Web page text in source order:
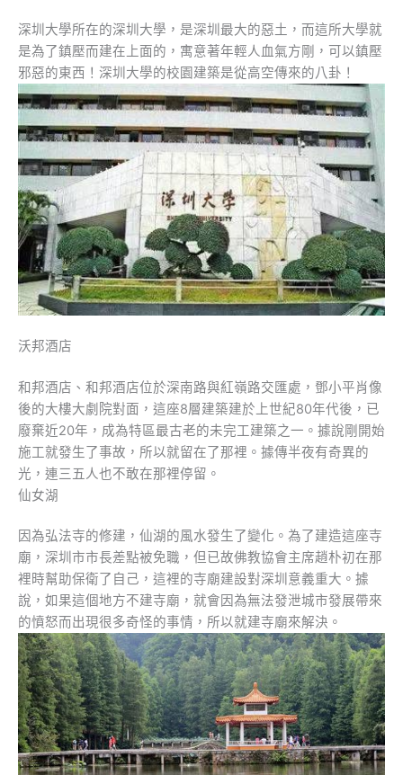
深圳大學所在的深圳大學，是深圳最大的惡土，而這所大學就
是為了鎮壓而建在上面的，寓意著年輕人血氣方剛，可以鎮壓
邪惡的東西！深圳大學的校園建築是從高空傳來的八卦！
沃邦酒店
和邦酒店、和邦酒店位於深南路與紅嶺路交匯處，鄧小平肖像
後的大樓大劇院對面，這座8層建築建於上世紀80年代後，已
廢棄近20年，成為特區最古老的未完工建築之一。據說剛開始
施工就發生了事故，所以就留在了那裡。據傳半夜有奇異的
光，連三五人也不敢在那裡停留。
仙女湖
因為弘法寺的修建，仙湖的風水發生了變化。為了建造這座寺
廟，深圳市市長差點被免職，但已故佛教協會主席趙朴初在那
裡時幫助保衛了自己，這裡的寺廟建設對深圳意義重大。據
說，如果這個地方不建寺廟，就會因為無法發泄城市發展帶來
的憤怒而出現很多奇怪的事情，所以就建寺廟來解決。